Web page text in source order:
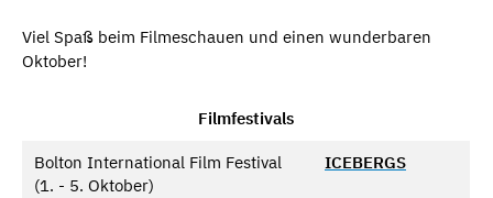
Viel Spaß beim Filmeschauen und einen wunderbaren
Oktober!
Filmfestivals
Bolton International Film Festival
(1. - 5. Oktober)
ICEBERGS